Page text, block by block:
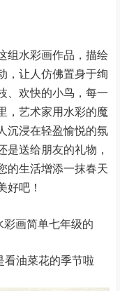
组水彩画作品，描绘
，让人仿佛置身于绚
、欢快的小鸟，每一
，艺术家用水彩的魔
沉浸在轻盈愉悦的氛
送给朋友的礼物，
的生活增添一抹春天
好吧！
油菜花的季节啦